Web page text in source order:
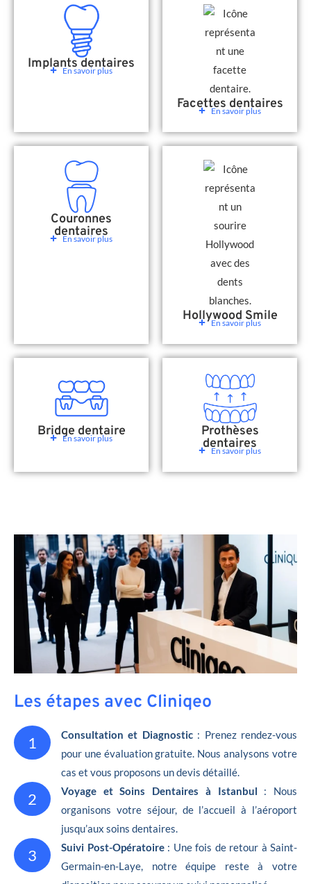
Implants dentaires
En savoir plus
Facettes dentaires
En savoir plus
Couronnes
dentaires
En savoir plus
Hollywood Smile
En savoir plus
Bridge dentaire
En savoir plus Prothèses
dentaires
En savoir plus
Les étapes avec Cliniqeo
1 Consultation et Diagnostic: Prenez rendez-vous
pour une évaluation gratuite. Nous analysons votre
cas et vous proposons un devis détaillé.
2 Voyage et Soins Dentaires à Istanbul : Nous
organisons votre séjour, de l’accueil à l’aéroport
jusqu’aux soins dentaires.
3 Suivi Post-Opératoire : Une fois de retour à Saint-
Germain-en-Laye, notre équipe reste à votre